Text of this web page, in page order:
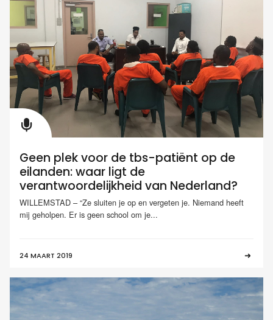
Geen plek voor de tbs-patiënt op de
eilanden: waar ligt de
verantwoordelijkheid van Nederland?
WILLEMSTAD – “Ze sluiten je op en vergeten je. Niemand heeft
mij geholpen. Er is geen school om je...
24 MAART 2019